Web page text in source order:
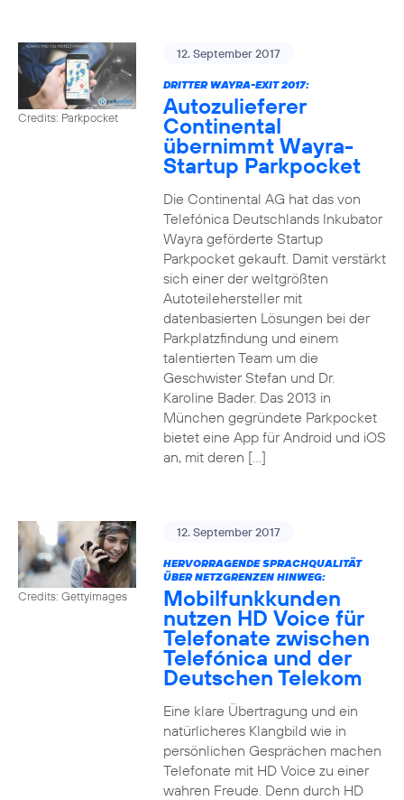
Credits: Parkpocket
12. September 2017
DRITTER WAYRA-EXIT 2017:
Autozulieferer
Continental
übernimmt Wayra-
Startup Parkpocket
Die Continental AG hat das von
Telefónica Deutschlands Inkubator
Wayra geförderte Startup
Parkpocket gekauft. Damit verstärkt
sich einer der weltgrößten
Autoteilehersteller mit
datenbasierten Lösungen bei der
Parkplatzfindung und einem
talentierten Team um die
Geschwister Stefan und Dr.
Karoline Bader. Das 2013 in
München gegründete Parkpocket
bietet eine App für Android und iOS
an, mit deren […]
Credits: Gettyimages
12. September 2017
HERVORRAGENDE SPRACHQUALITÄT
ÜBER NETZGRENZEN HINWEG:
Mobilfunkkunden
nutzen HD Voice für
Telefonate zwischen
Telefónica und der
Deutschen Telekom
Eine klare Übertragung und ein
natürlicheres Klangbild wie in
persönlichen Gesprächen machen
Telefonate mit HD Voice zu einer
wahren Freude. Denn durch HD